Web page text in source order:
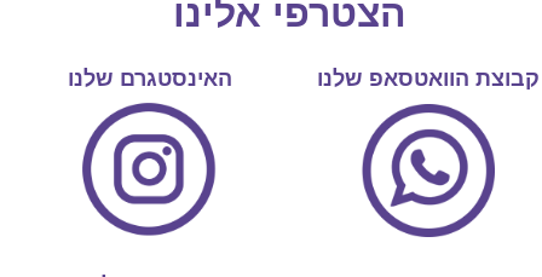
הצטרפי אלינו
קבוצת הוואטסאפ שלנו האינסטגרם שלנו